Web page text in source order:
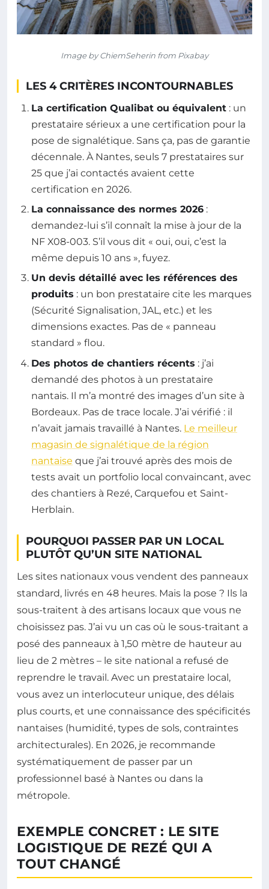
Image by ChiemSeherin from Pixabay
LES 4 CRITÈRES INCONTOURNABLES
La certification Qualibat ou équivalent : un
prestataire sérieux a une certification pour la
pose de signalétique. Sans ça, pas de garantie
décennale. À Nantes, seuls 7 prestataires sur
25 que j’ai contactés avaient cette
certification en 2026.
La connaissance des normes 2026 :
demandez-lui s’il connaît la mise à jour de la
NF X08-003. S’il vous dit « oui, oui, c’est la
même depuis 10 ans », fuyez.
Un devis détaillé avec les références des
produits : un bon prestataire cite les marques
(Sécurité Signalisation, JAL, etc.) et les
dimensions exactes. Pas de « panneau
standard » flou.
Des photos de chantiers récents : j’ai
demandé des photos à un prestataire
nantais. Il m’a montré des images d’un site à
Bordeaux. Pas de trace locale. J’ai vérifié : il
n’avait jamais travaillé à Nantes. Le meilleur
magasin de signalétique de la région
nantaise que j’ai trouvé après des mois de
tests avait un portfolio local convaincant, avec
des chantiers à Rezé, Carquefou et Saint-
Herblain.
POURQUOI PASSER PAR UN LOCAL
PLUTÔT QU’UN SITE NATIONAL
Les sites nationaux vous vendent des panneaux
standard, livrés en 48 heures. Mais la pose ? Ils la
sous-traitent à des artisans locaux que vous ne
choisissez pas. J’ai vu un cas où le sous-traitant a
posé des panneaux à 1,50 mètre de hauteur au
lieu de 2 mètres – le site national a refusé de
reprendre le travail. Avec un prestataire local,
vous avez un interlocuteur unique, des délais
plus courts, et une connaissance des spécificités
nantaises (humidité, types de sols, contraintes
architecturales). En 2026, je recommande
systématiquement de passer par un
professionnel basé à Nantes ou dans la
métropole.
EXEMPLE CONCRET : LE SITE
LOGISTIQUE DE REZÉ QUI A
TOUT CHANGÉ